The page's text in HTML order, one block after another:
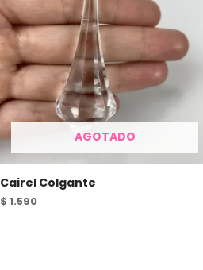
AGOTADO
Cairel Colgante
$ 1.590